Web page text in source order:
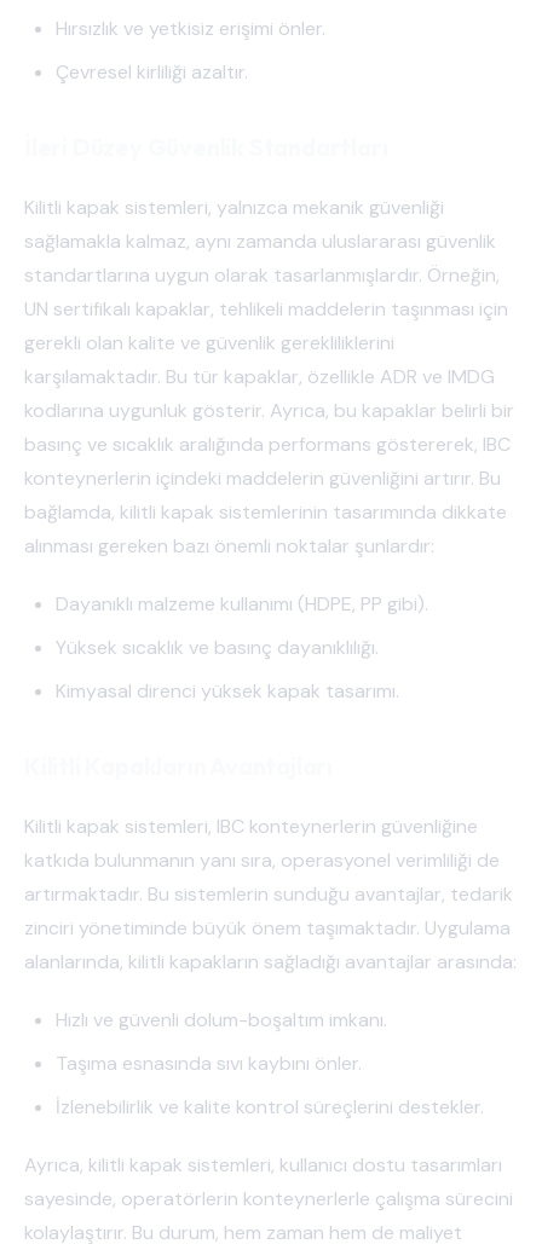
Hırsızlık ve yetkisiz erişimi önler.
Çevresel kirliliği azaltır.
Kilitli kapak sistemleri, yalnızca mekanik güvenliği
sağlamakla kalmaz, aynı zamanda uluslararası güvenlik
standartlarına uygun olarak tasarlanmışlardır. Örneğin,
UN sertifikalı kapaklar, tehlikeli maddelerin taşınması için
gerekli olan kalite ve güvenlik gerekliliklerini
karşılamaktadır. Bu tür kapaklar, özellikle ADR ve IMDG
kodlarına uygunluk gösterir. Ayrıca, bu kapaklar belirli bir
basınç ve sıcaklık aralığında performans göstererek, IBC
konteynerlerin içindeki maddelerin güvenliğini artırır. Bu
bağlamda, kilitli kapak sistemlerinin tasarımında dikkate
alınması gereken bazı önemli noktalar şunlardır:
Dayanıklı malzeme kullanımı (HDPE, PP gibi).
Yüksek sıcaklık ve basınç dayanıklılığı.
Kimyasal direnci yüksek kapak tasarımı.
Kilitli kapak sistemleri, IBC konteynerlerin güvenliğine
katkıda bulunmanın yanı sıra, operasyonel verimliliği de
artırmaktadır. Bu sistemlerin sunduğu avantajlar, tedarik
zinciri yönetiminde büyük önem taşımaktadır. Uygulama
alanlarında, kilitli kapakların sağladığı avantajlar arasında:
Hızlı ve güvenli dolum-boşaltım imkanı.
Taşıma esnasında sıvı kaybını önler.
İzlenebilirlik ve kalite kontrol süreçlerini destekler.
Ayrıca, kilitli kapak sistemleri, kullanıcı dostu tasarımları
sayesinde, operatörlerin konteynerlerle çalışma sürecini
kolaylaştırır. Bu durum, hem zaman hem de maliyet